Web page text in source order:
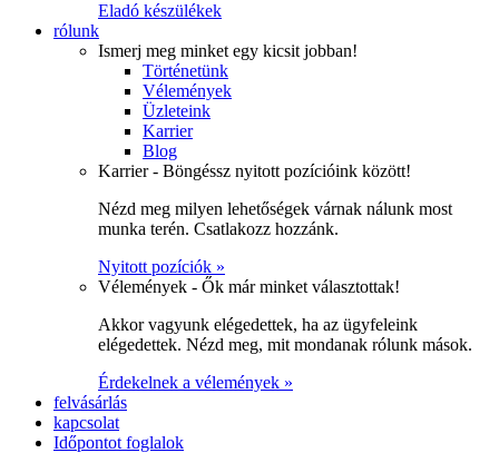
Eladó készülékek
rólunk
Ismerj meg minket egy kicsit jobban!
Történetünk
Vélemények
Üzleteink
Karrier
Blog
Karrier - Böngéssz nyitott pozícióink között!
Nézd meg milyen lehetőségek várnak nálunk most
munka terén. Csatlakozz hozzánk.
Nyitott pozíciók »
Vélemények - Ők már minket választottak!
Akkor vagyunk elégedettek, ha az ügyfeleink
elégedettek. Nézd meg, mit mondanak rólunk mások.
Érdekelnek a vélemények »
felvásárlás
kapcsolat
Időpontot foglalok